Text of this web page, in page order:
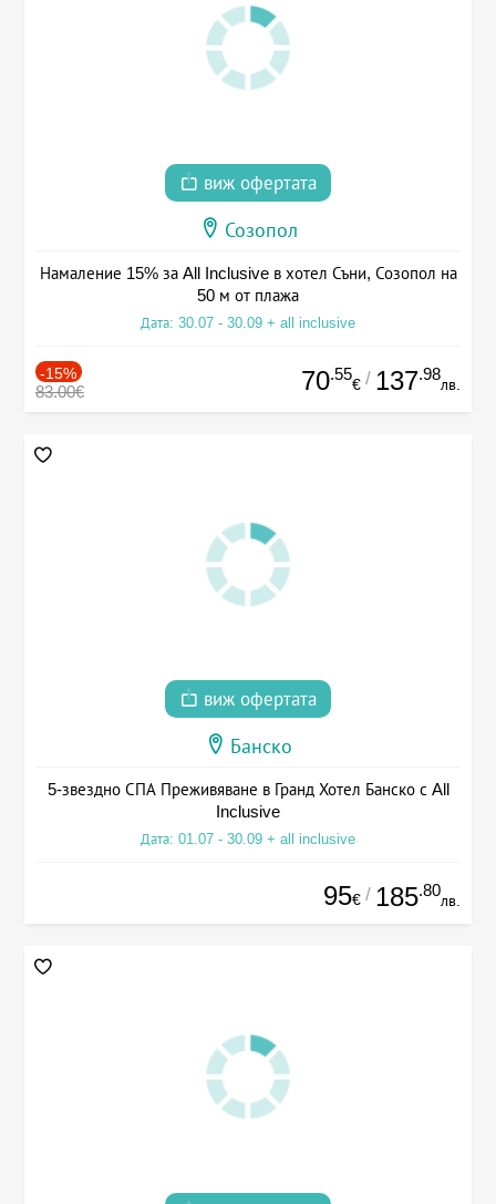
виж офертата
Созопол
Намаление 15% за All Inclusive в хотел Съни, Созопол на
50 м от плажа
Дата: 30.07 - 30.09 + all inclusive
-15%
83.00€ 70.55
€ / 137.98
лв.
виж офертата
Банско
5-звездно СПА Преживяване в Гранд Хотел Банско с All
Inclusive
Дата: 01.07 - 30.09 + all inclusive
95€ / 185.80
лв.